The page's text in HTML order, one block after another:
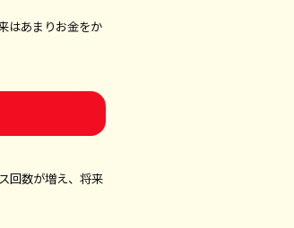
はあまりお金をか
回数が増え、将来